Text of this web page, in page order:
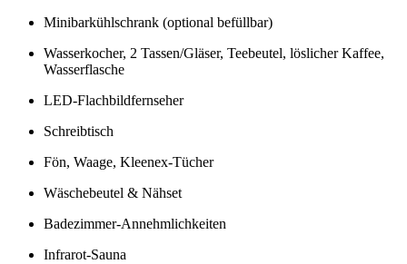
Minibarkühlschrank (optional befüllbar)
Wasserkocher, 2 Tassen/Gläser, Teebeutel, löslicher Kaffee,
Wasserflasche
LED-Flachbildfernseher
Schreibtisch
Fön, Waage, Kleenex-Tücher
Wäschebeutel & Nähset
Badezimmer-Annehmlichkeiten
Infrarot-Sauna